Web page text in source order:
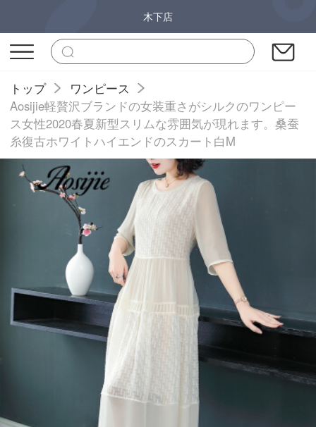
木下店
トップ
ワンピース
Aosijie軽贅沢ブランドの女装重さがシルクのワンピー
ス女性2020春夏新型スリムな雰囲気が現れます。桑蚕
糸復古ホワイトハイエンドのスカート白M